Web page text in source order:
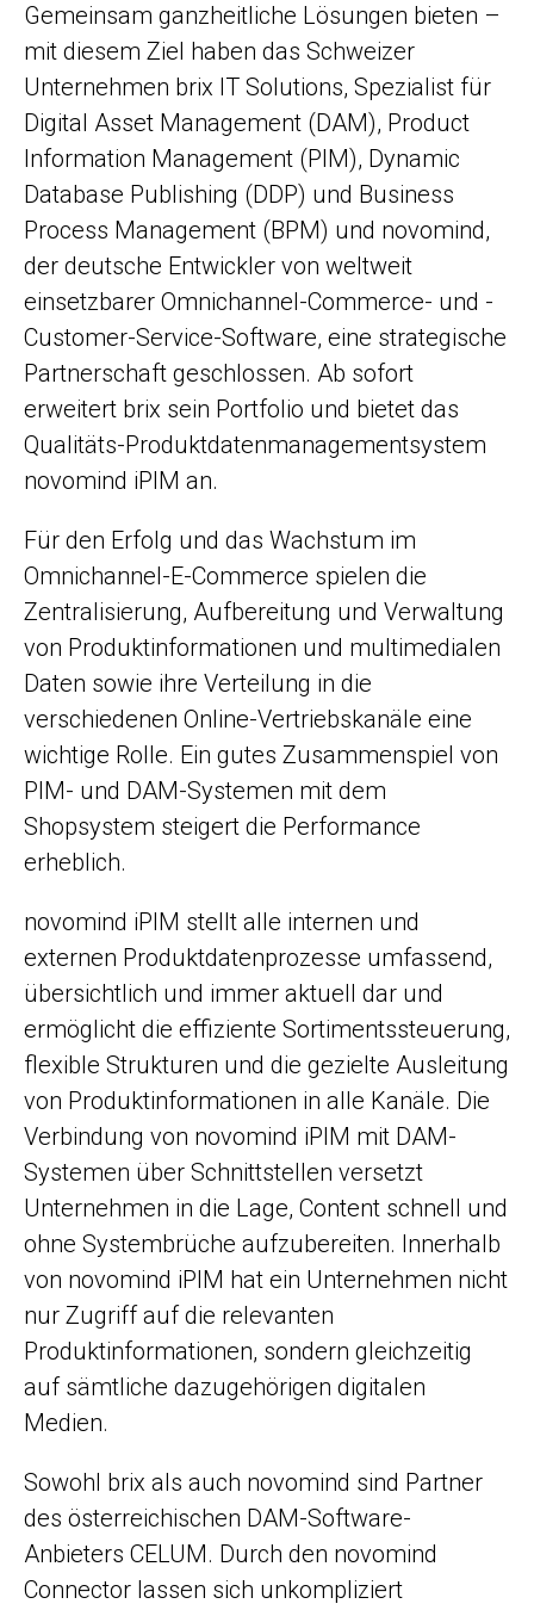
Gemeinsam ganzheitliche Lösungen bieten –
mit diesem Ziel haben das Schweizer
Unternehmen brix IT Solutions, Spezialist für
Digital Asset Management (DAM), Product
Information Management (PIM), Dynamic
Database Publishing (DDP) und Business
Process Management (BPM) und novomind,
der deutsche Entwickler von weltweit
einsetzbarer Omnichannel-Commerce- und -
Customer-Service-Software, eine strategische
Partnerschaft geschlossen. Ab sofort
erweitert brix sein Portfolio und bietet das
Qualitäts-Produktdatenmanagementsystem
novomind iPIM an.
Für den Erfolg und das Wachstum im
Omnichannel-E-Commerce spielen die
Zentralisierung, Aufbereitung und Verwaltung
von Produktinformationen und multimedialen
Daten sowie ihre Verteilung in die
verschiedenen Online-Vertriebskanäle eine
wichtige Rolle. Ein gutes Zusammenspiel von
PIM- und DAM-Systemen mit dem
Shopsystem steigert die Performance
erheblich.
novomind iPIM stellt alle internen und
externen Produktdatenprozesse umfassend,
übersichtlich und immer aktuell dar und
ermöglicht die effiziente Sortimentssteuerung,
flexible Strukturen und die gezielte Ausleitung
von Produktinformationen in alle Kanäle. Die
Verbindung von novomind iPIM mit DAM-
Systemen über Schnittstellen versetzt
Unternehmen in die Lage, Content schnell und
ohne Systembrüche aufzubereiten. Innerhalb
von novomind iPIM hat ein Unternehmen nicht
nur Zugriff auf die relevanten
Produktinformationen, sondern gleichzeitig
auf sämtliche dazugehörigen digitalen
Medien.
Sowohl brix als auch novomind sind Partner
des österreichischen DAM-Software-
Anbieters CELUM. Durch den novomind
Connector lassen sich unkompliziert